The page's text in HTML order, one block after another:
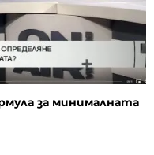
за минималната